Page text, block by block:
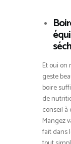
Et oui on
geste
boire
de
conseil à
Mangez
fait dans